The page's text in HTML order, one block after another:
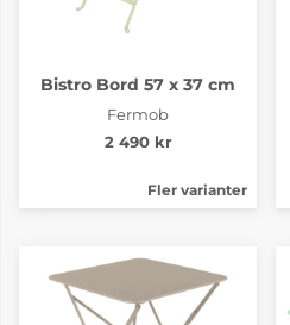
Bistro Bord 57 x 37 cm
Fermob
2 490 kr
Fler varianter